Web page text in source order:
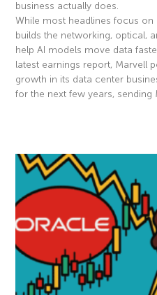
business actually does.
While most headlines focus on
builds the networking, optical,
help AI models move data
latest earnings report, Marvell
growth in its data center
for the next few years, sending